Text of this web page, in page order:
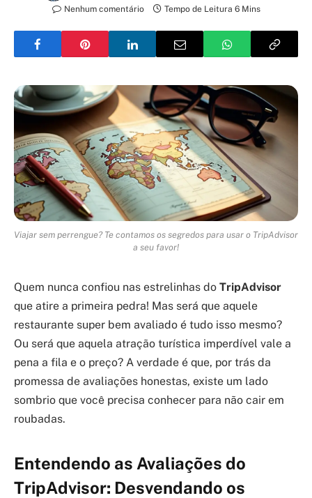
Nenhum comentário
Tempo de Leitura 6 Mins
Viajar sem perrengue? Te contamos os segredos para usar o TripAdvisor
a seu favor!
Quem nunca confiou nas estrelinhas do TripAdvisor
que atire a primeira pedra! Mas será que aquele
restaurante super bem avaliado é tudo isso mesmo?
Ou será que aquela atração turística imperdível vale a
pena a fila e o preço? A verdade é que, por trás da
promessa de avaliações honestas, existe um lado
sombrio que você precisa conhecer para não cair em
roubadas.
Entendendo as Avaliações do
TripAdvisor: Desvendando os